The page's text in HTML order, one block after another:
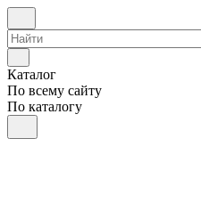
Каталог
По всему сайту
По каталогу